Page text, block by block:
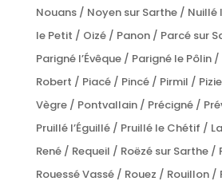
Nouans / Noyen sur Sarthe /
le Petit / Oizé / Panon / Parcé sur
Parigné l’Évêque / Parigné le Pôlin
Robert / Piacé / Pincé / Pirmil /
Vègre / Pontvallain / Précigné /
Pruillé l’Éguillé / Pruillé le Chétif /
René / Requeil / Roëzé sur Sarthe /
Rouessé Vassé / Rouez / Rouillon /